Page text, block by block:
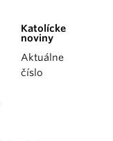
Katolícke
noviny
Aktuálne
číslo